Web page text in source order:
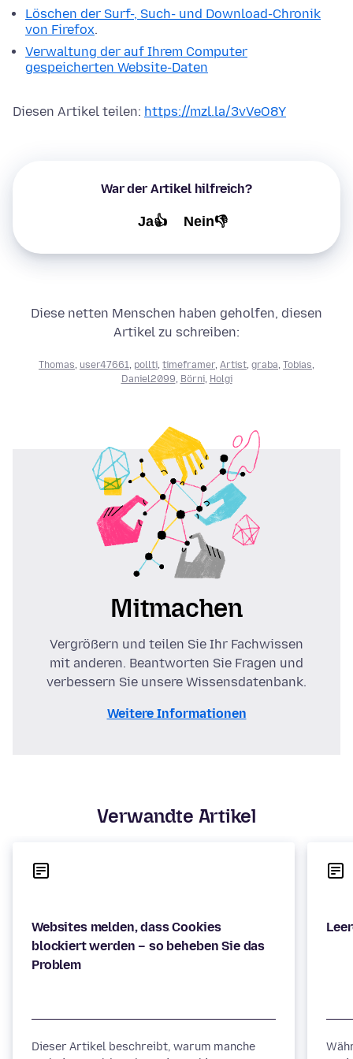
Löschen der Surf-, Such- und Download-Chronik
von Firefox.
Verwaltung der auf Ihrem Computer
gespeicherten Website-Daten
Diesen Artikel teilen: https://mzl.la/3vVeO8Y
War der Artikel hilfreich?
Ja👍 Nein👎
Diese netten Menschen haben geholfen, diesen
Artikel zu schreiben:
Thomas user47661 pollti timeframer, Artist graba Tobias
Daniel2099 Börni, Holgi
Mitmachen
Vergrößern und teilen Sie Ihr Fachwissen
mit anderen. Beantworten Sie Fragen und
verbessern Sie unsere Wissensdatenbank.
Weitere Informationen
Verwandte Artikel
Websites melden, dass Cookies
blockiert werden – so beheben Sie das
Problem
Dieser Artikel beschreibt, warum manche